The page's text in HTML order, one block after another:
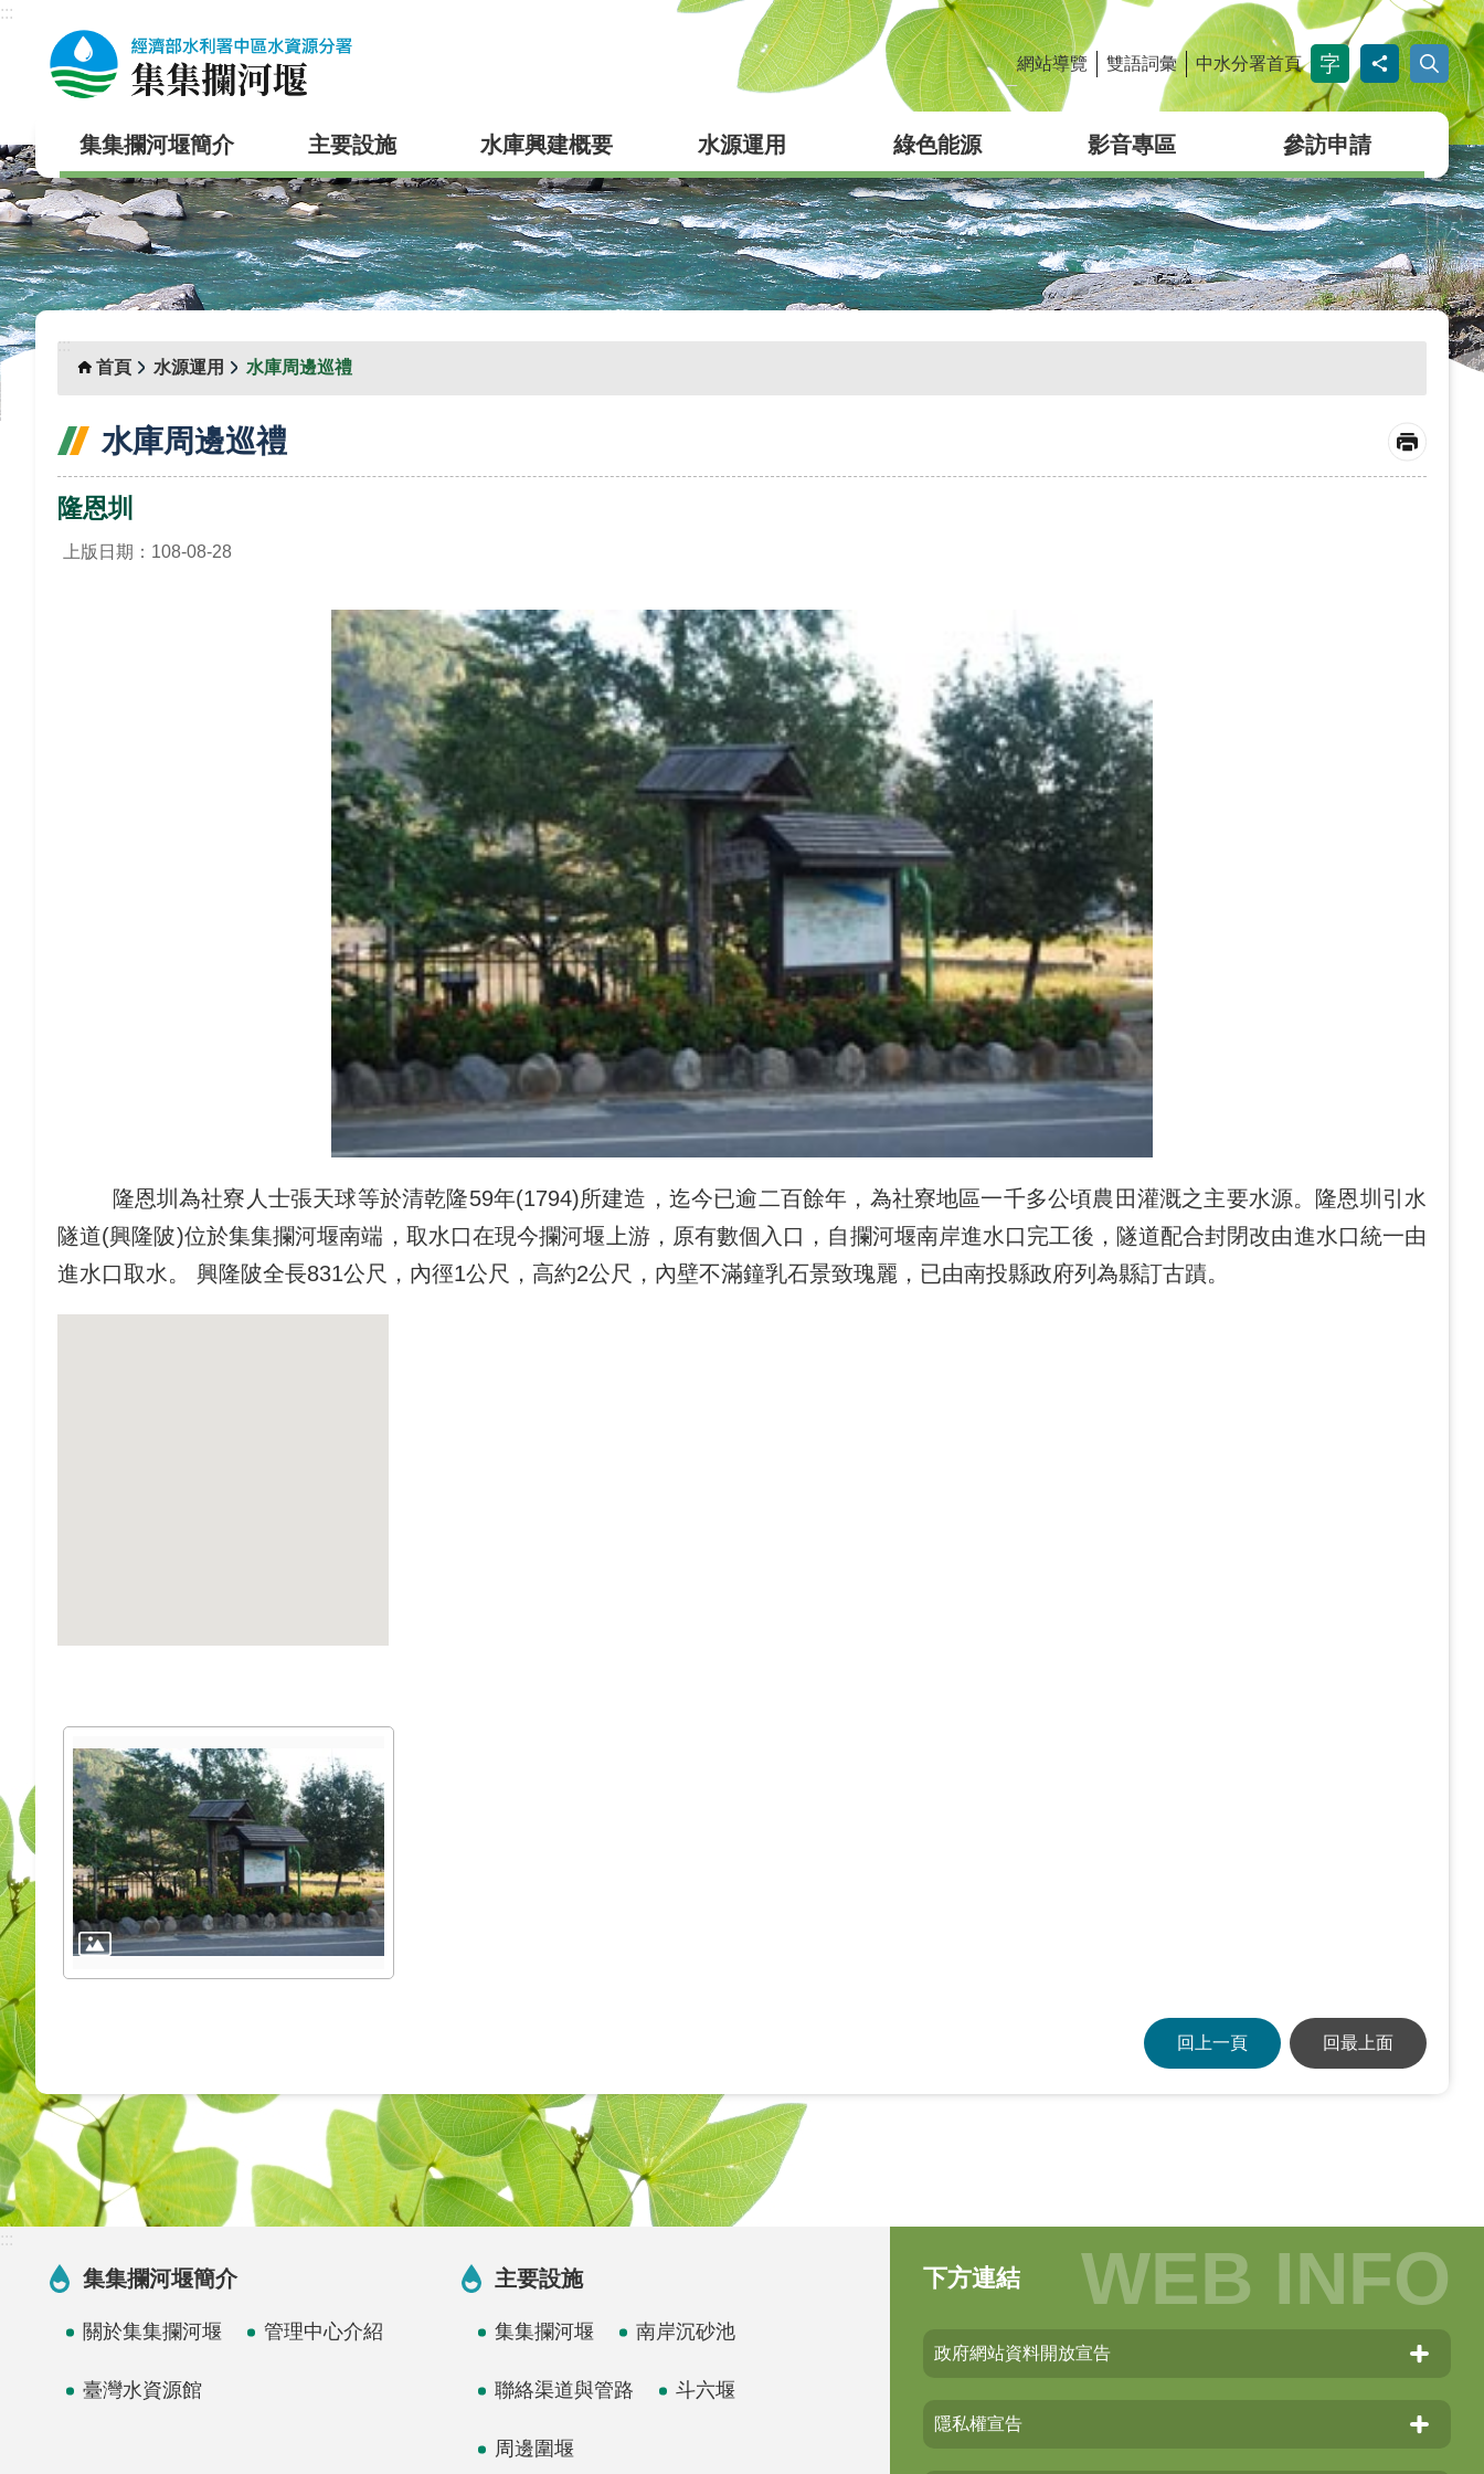
跳到主要內容區塊
:::
_
網站導覽 雙語詞彙 中水分署首頁
集集攔河堰簡介 主要設施 水庫興建概要 水源運用 綠色能源 影音專區 參訪申請
:::
首頁
水源運用 水庫周邊巡禮
水庫周邊巡禮
隆恩圳
上版日期：108-08-28
隆恩圳為社寮人士張天球等於清乾隆59年(1794)所建造，迄今已逾二百餘年，為社寮地區一千多公頃農田灌溉之主要水源。隆恩圳引水
隧道(興隆陂)位於集集攔河堰南端，取水口在現今攔河堰上游，原有數個入口，自攔河堰南岸進水口完工後，隧道配合封閉改由進水口統一由
進水口取水。 興隆陂全長831公尺，內徑1公尺，高約2公尺，內壁不滿鐘乳石景致瑰麗，已由南投縣政府列為縣訂古蹟。
回上一頁 回最上面
:::
集集攔河堰簡介
關於集集攔河堰 管理中心介紹
臺灣水資源館
主要設施
集集攔河堰 南岸沉砂池
聯絡渠道與管路 斗六堰
周邊圍堰
下方連結
政府網站資料開放宣告
隱私權宣告